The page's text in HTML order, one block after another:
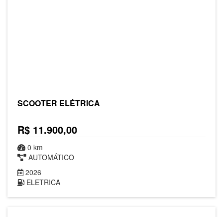
SCOOTER ELÉTRICA
R$ 11.900,00
0 km
AUTOMÁTICO
2026
ELETRICA